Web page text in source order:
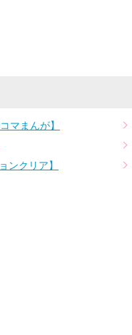
マまんが】
ンクリア】